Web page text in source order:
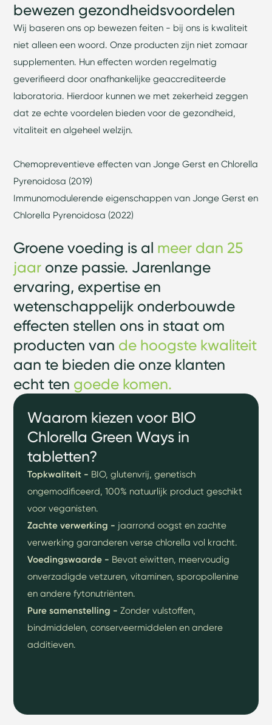
bewezen gezondheidsvoordelen
Wij baseren ons op bewezen feiten - bij ons is kwaliteit
niet alleen een woord. Onze producten zijn niet zomaar
supplementen. Hun effecten worden regelmatig
geverifieerd door onafhankelijke geaccrediteerde
laboratoria. Hierdoor kunnen we met zekerheid zeggen
dat ze echte voordelen bieden voor de gezondheid,
vitaliteit en algeheel welzijn.
Chemopreventieve effecten van Jonge Gerst en Chlorella
Pyrenoidosa (2019)
Immunomodulerende eigenschappen van Jonge Gerst en
Chlorella Pyrenoidosa (2022)
Groene voeding is al meer dan 25
jaar onze passie. Jarenlange
ervaring, expertise en
wetenschappelijk onderbouwde
effecten stellen ons in staat om
producten van de hoogste kwaliteit
aan te bieden die onze klanten
echt ten goede komen.
Waarom kiezen voor BIO
Chlorella Green Ways in
tabletten?
Topkwaliteit - BIO, glutenvrij, genetisch
ongemodificeerd, 100% natuurlijk product geschikt
voor veganisten.
Zachte verwerking - jaarrond oogst en zachte
verwerking garanderen verse chlorella vol kracht.
Voedingswaarde - Bevat eiwitten, meervoudig
onverzadigde vetzuren, vitaminen, sporopollenine
en andere fytonutriënten.
Pure samenstelling - Zonder vulstoffen,
bindmiddelen, conserveermiddelen en andere
additieven.